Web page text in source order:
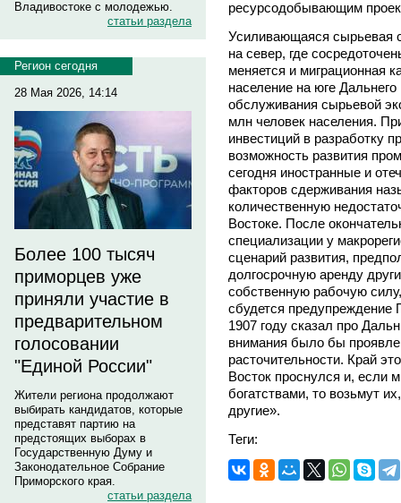
Владивостоке с молодежью.
статьи раздела
Регион сегодня
28 Мая 2026, 14:14
Более 100 тысяч
приморцев уже
приняли участие в
предварительном
голосовании
"Единой России"
Жители региона продолжают
выбирать кандидатов, которые
представят партию на
предстоящих выборах в
Государственную Думу и
Законодательное Собрание
Приморского края.
статьи раздела
ресурсодобывающим
Усиливающаяся сырьевая
на север, где
меняется и миграционная
население на юге
обслуживания сырьевой
млн человек населения.
инвестиций в разработку
возможность развития
сегодня иностранные и
факторов сдерживания
количественную
Востоке. После
специализации у
сценарий развития,
долгосрочную аренду
собственную рабочую
сбудется
1907 году сказал про
внимания было бы
расточительности. Край
Восток проснулся и, если
богатствами, то возьмут
другие».
Теги: